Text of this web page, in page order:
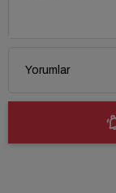
Yorumlar